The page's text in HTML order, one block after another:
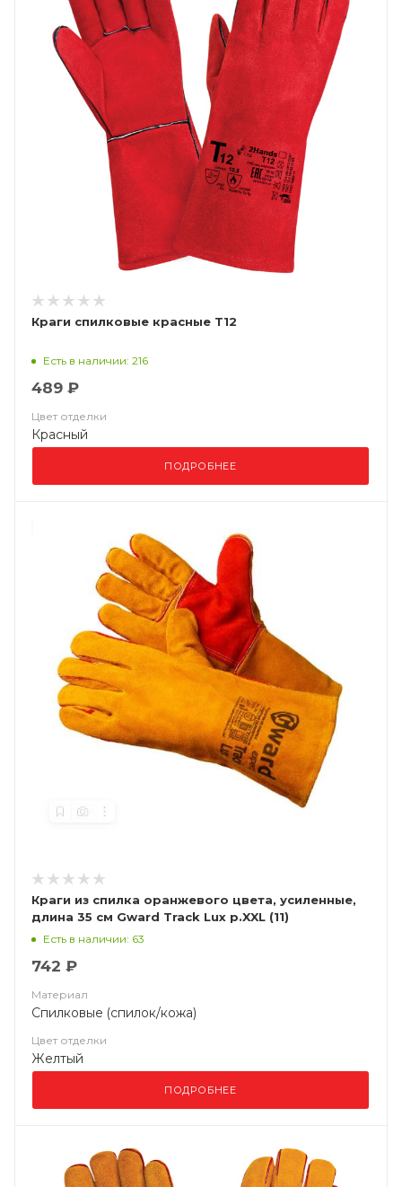
Краги спилковые красные Т12
Есть в наличии: 216
489 ₽
Цвет отделки
Красный
ПОДРОБНЕЕ
Краги из спилка оранжевого цвета, усиленные,
длина 35 см Gward Track Lux р.XXL (11)
Есть в наличии: 63
742 ₽
Материал
Спилковые (спилок/кожа)
Цвет отделки
Желтый
ПОДРОБНЕЕ